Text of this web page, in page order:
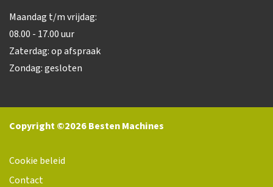
Maandag t/m vrijdag:
08.00 - 17.00 uur
Zaterdag: op afspraak
Zondag: gesloten
Copyright ©2026 Besten Machines
Cookie beleid
Contact